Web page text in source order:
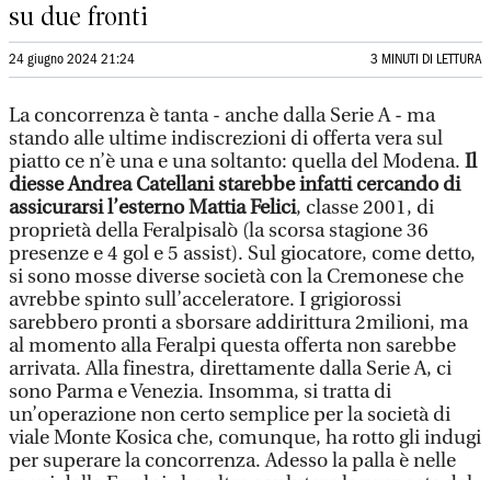
su due fronti
24 giugno 2024 21:24 3 MINUTI DI LETTURA
La concorrenza è tanta - anche dalla Serie A - ma
stando alle ultime indiscrezioni di offerta vera sul
piatto ce n’è una e una soltanto: quella del Modena. Il
diesse Andrea Catellani starebbe infatti cercando di
assicurarsi l’esterno Mattia Felici, classe 2001, di
proprietà della Feralpisalò (la scorsa stagione 36
presenze e 4 gol e 5 assist). Sul giocatore, come detto,
si sono mosse diverse società con la Cremonese che
avrebbe spinto sull’acceleratore. I grigiorossi
sarebbero pronti a sborsare addirittura 2milioni, ma
al momento alla Feralpi questa offerta non sarebbe
arrivata. Alla finestra, direttamente dalla Serie A, ci
sono Parma e Venezia. Insomma, si tratta di
un’operazione non certo semplice per la società di
viale Monte Kosica che, comunque, ha rotto gli indugi
per superare la concorrenza. Adesso la palla è nelle